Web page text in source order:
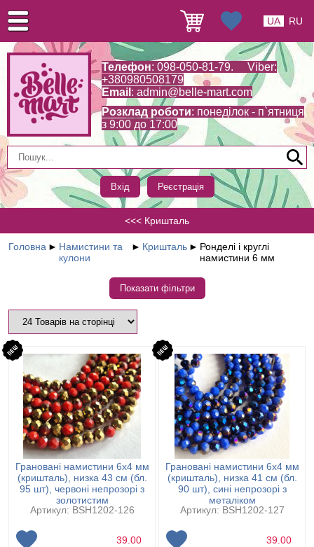
Телефон: 098-050-81-79. Viber:
+380980508179
Email : admin@belle-mart.com
Розклад роботи: понеділок - п`ятниця
з 9:00 до 17:00
Вхід Реєстрація
UA RU
<<< Кришталь
Головна ► Намистини та
кулони
► Кришталь ► Ронделі і круглі
намистини 6 мм
Показати фільтри
Грановані намистини 6х4 мм
(кришталь), низка 43 см (бл.
95 шт), червоні непрозорі з
золотистим
Артикул: BSH1202-126
39.00
Грановані намистини 6х4 мм
(кришталь), низка 41 см (бл.
90 шт), сині непрозорі з
металіком
Артикул: BSH1202-127
39.00